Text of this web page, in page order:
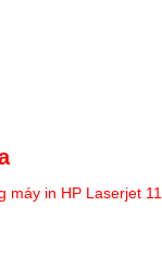
máy in HP Laserjet